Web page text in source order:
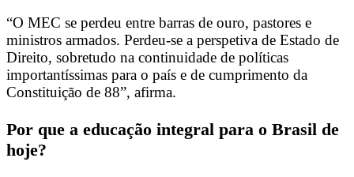
“O MEC se perdeu entre barras de ouro, pastores e
ministros armados. Perdeu-se a perspetiva de Estado de
Direito, sobretudo na continuidade de políticas
importantíssimas para o país e de cumprimento da
Constituição de 88”, afirma.
Por que a educação integral para o Brasil de
hoje?